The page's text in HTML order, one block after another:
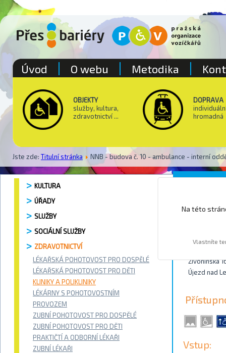
OBJEKTY
služby, kultura,
zdravotnictví ...
DOPRAVA
hromadná
Jste zde: Titulní stránka NNB - budova č. 10 - ambulance - interní
Úvod O webu Metodika
KULTURA
ÚŘADY
SLUŽBY
SOCIÁLNÍ SLUŽBY
ZDRAVOTNICTVÍ
LÉKAŘSKÁ POHOTOVOST PRO DOSPĚLÉ
LÉKAŘSKÁ POHOTOVOST PRO DĚTI
KLINIKY A POLIKLINIKY
LÉKÁRNY S POHOTOVOSTNÍM
PROVOZEM
ZUBNÍ POHOTOVOST PRO DOSPĚLÉ
ZUBNÍ POHOTOVOST PRO DĚTI
PRAKTIČTÍ A ODBORNÍ LÉKAŘI
ZUBNÍ LÉKAŘI
Živonínská
Újezd nad
Vstup:
Na této
Vlastníte